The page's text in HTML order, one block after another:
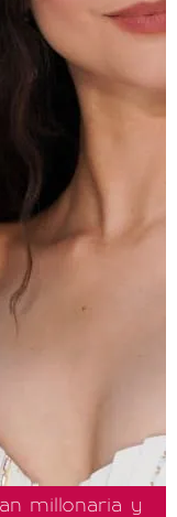
millonaria y